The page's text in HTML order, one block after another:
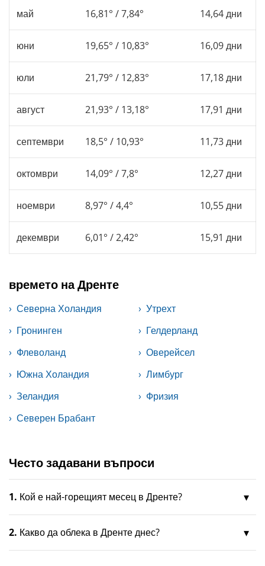
май 16,81° / 7,84° 14,64 дни
юни 19,65° / 10,83° 16,09 дни
юли 21,79° / 12,83° 17,18 дни
август 21,93° / 13,18° 17,91 дни
септември 18,5° / 10,93° 11,73 дни
октомври 14,09° / 7,8° 12,27 дни
ноември 8,97° / 4,4° 10,55 дни
декември 6,01° / 2,42° 15,91 дни
времето на Дренте
Северна Холандия
Утрехт
Гронинген
Гелдерланд
Флеволанд
Оверейсел
Южна Холандия
Лимбург
Зеландия
Фризия
Северен Брабант
Често задавани въпроси
1. Кой е най-горещият месец в Дренте?
2. Какво да облека в Дренте днес?